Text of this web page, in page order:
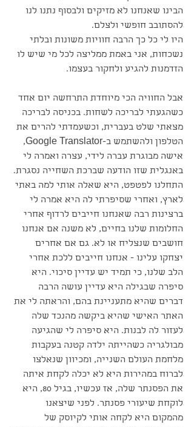
הבינו שאנחנו לא מזיקים ולבסוף נתנו לנו
להסתובב חופשי ולצלם.
היו לי כל כך הרבה חוויות משונות ובלתי
נשכחות, אני באמת ממליצה לכל מי שיש לו
הזדמנות להגיע ולחקור בעצמו.
אבל החוויה הכי מיוחדת התרחשה יום אחד
כשהגעתי לבריכה לשחות. בכניסה לבריכה
מצאתי שלט בעברית, וכשעמדתי להרים את
הטלפון ולהשתמש ב-Google Translator,
אישה מבוגרת עברה לידי, עצרה ואמרה לי
באנגלית שזו הודעה שברכת השחייה נסגרת.
התחלנו לפטפט, היא שאלה אותי למה באתי
לארץ, ואחרי שסיפרתי לה היא אמרה לי
ברצינות רבה שאנחנו חייבים לרדוף אחרי
החלומות שלנו בחיים, לא משנה אם אנחנו
חושבים שנצליח או לא. גם אם אחרים
יצחקו עלינו - אנחנו חייבים ללכת אחרי
הלב שלנו, כי תמיד יש עדיין סיכוי. היא
סיפרה שבגילה היא עדיין עושה הרבה
דברים שהיא מתעניינת בהם, והראתה לי את
האתר האישי שהיא ביקשה מהנכד שלה
לעזור לה לבנות. היא סיפרה לי שהגיעה
מבולגריה כשהייתה ילדה קטנה בעקבות
מלחמת העולם השנייה, ומכיוון שנאלצו
לברוח במהירות היא לא יכלה לקחת איתה
את הפסנתר שלה, אז עכשיו, בגיל 80, היא
לוקחת שיעורי פסנתר. לפני שיצאנו
מהמקום היא לקחה אותי לקיוסק של